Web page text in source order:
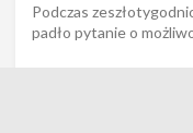
Podczas
padło pytanie o